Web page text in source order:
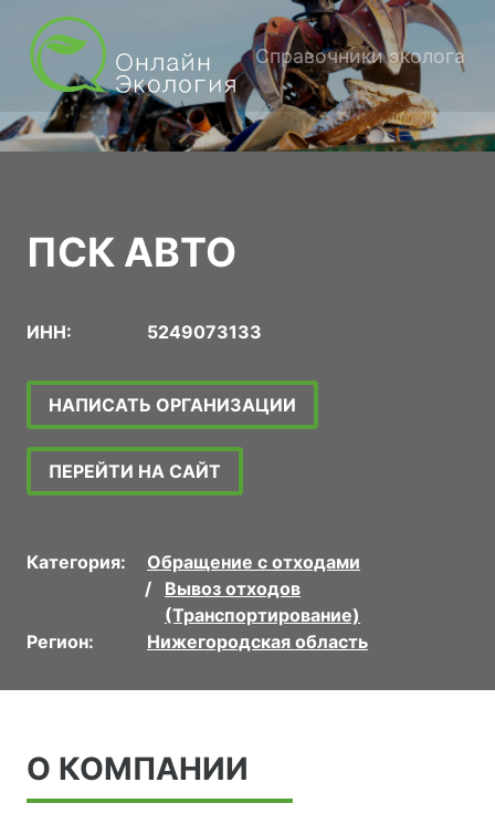
Справочники эколога
ПСК АВТО
ИНН: 5249073133
НАПИСАТЬ ОРГАНИЗАЦИИ
ПЕРЕЙТИ НА САЙТ
Категория:
Обращение с отходами
Вывоз отходов
(Транспортирование)
Регион:
Нижегородская область
О КОМПАНИИ